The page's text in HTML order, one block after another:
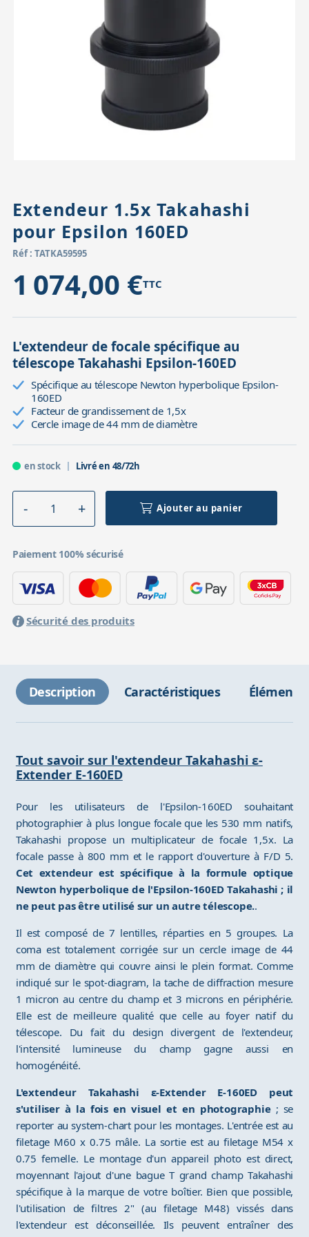
Accessoires pour montures
Pièces détachées
Extendeur 1.5x Takahashi
pour Epsilon 160ED
Réf : TATKA59595
1 074,00 €TTC
L'extendeur de focale spécifique au
télescope Takahashi Epsilon-160ED
Spécifique au télescope Newton hyperbolique Epsilon-
160ED
Facteur de grandissement de 1,5x
Cercle image de 44 mm de diamètre
en stock Livré en 48/72h
Ajouter au panier
Paiement 100% sécurisé
Sécurité des produits
Description Caractéristiques Éléments
Tout savoir sur l'extendeur Takahashi ε-
Extender E-160ED
Pour les utilisateurs de l'Epsilon-160ED souhaitant
photographier à plus longue focale que les 530 mm natifs,
Takahashi propose un multiplicateur de focale 1,5x. La
focale passe à 800 mm et le rapport d'ouverture à F/D 5.
Cet extendeur est spécifique à la formule optique
Newton hyperbolique de l'Epsilon-160ED Takahashi ; il
ne peut pas être utilisé sur un autre télescope..
Il est composé de 7 lentilles, réparties en 5 groupes. La
coma est totalement corrigée sur un cercle image de 44
mm de diamètre qui couvre ainsi le plein format. Comme
indiqué sur le spot-diagram, la tache de diffraction mesure
1 micron au centre du champ et 3 microns en périphérie.
Elle est de meilleure qualité que celle au foyer natif du
télescope. Du fait du design divergent de l'extendeur,
l'intensité lumineuse du champ gagne aussi en
homogénéité.
L'extendeur Takahashi ε-Extender E-160ED peut
s'utiliser à la fois en visuel et en photographie; se
reporter au system-chart pour les montages. L'entrée est au
filetage M60 x 0.75 mâle. La sortie est au filetage M54 x
0.75 femelle. Le montage d'un appareil photo est direct,
moyennant l'ajout d'une bague T grand champ Takahashi
spécifique à la marque de votre boîtier. Bien que possible,
l'utilisation de filtres 2" (au filetage M48) vissés dans
l'extendeur est déconseillée. Ils peuvent entraîner des